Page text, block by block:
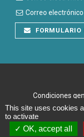
Correo
FORMULARIO
Condiciones
This site uses cookies
to activate
OK, accept all